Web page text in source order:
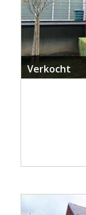
Verkocht